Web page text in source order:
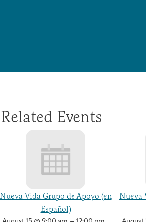
Related Events
Nueva Vida Grupo de Apoyo (en
Español)
Nueva